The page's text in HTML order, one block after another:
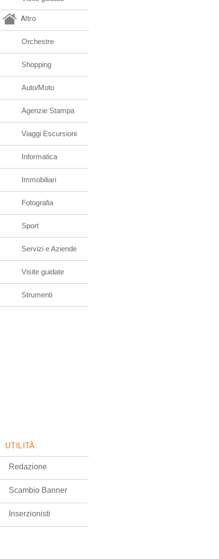
Altro
Orchestre
Shopping
Auto/Moto
Agenzie Stampa
Viaggi Escursioni
Informatica
Immobiliari
Fotografia
Sport
Servizi e Aziende
Visite guidate
Strumenti
UTILITÀ:
Redazione
Scambio Banner
Inserzionisti